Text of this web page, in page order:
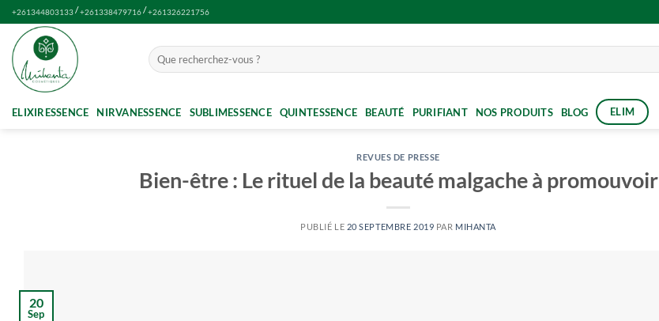
Passer
au
contenu
+261344803133/+261338479716/+261326221756
Recherche
pour :
ELIXIRESSENCE NIRVANESSENCE SUBLIMESSENCE QUINTESSENCE BEAUTÉ PURIFIANT NOS PRODUITS BLOG ELIM
REVUES DE PRESSE
Bien-être : Le rituel de la beauté malgache à promouvoir
PUBLIÉ LE 20 SEPTEMBRE 2019 PAR MIHANTA
20
Sep